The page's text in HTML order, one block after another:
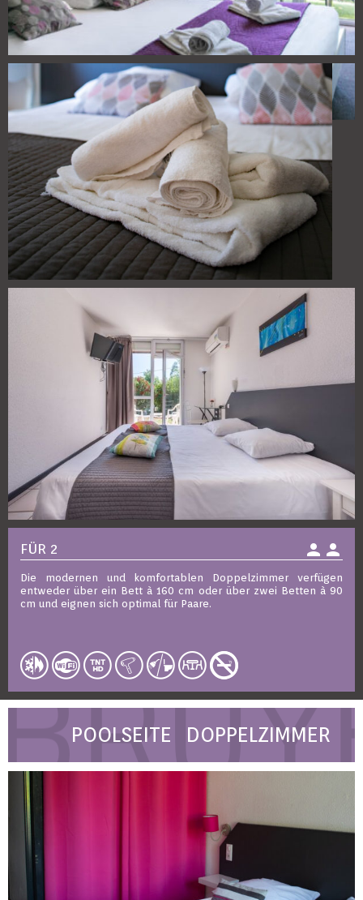
FÜR 2 person
person
Die modernen und komfortablen Doppelzimmer verfügen
entweder über ein Bett à 160 cm oder über zwei Betten à 90
cm und eignen sich optimal für Paare.
POOLSEITE DOPPELZIMMER